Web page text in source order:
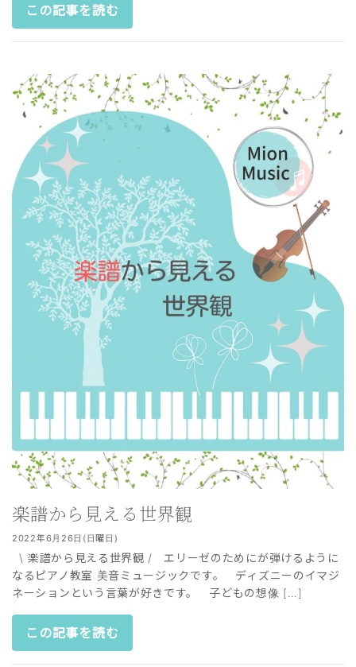
この記事を読む
楽譜から見える世界観
2022年6月26日(日曜日)
\ 楽譜から見える世界観 / エリーゼのためにが弾けるように
なるピアノ教室 美音ミュージックです。 ディズニーのイマジ
ネーションという言葉が好きです。 子どもの想像 […]
この記事を読む